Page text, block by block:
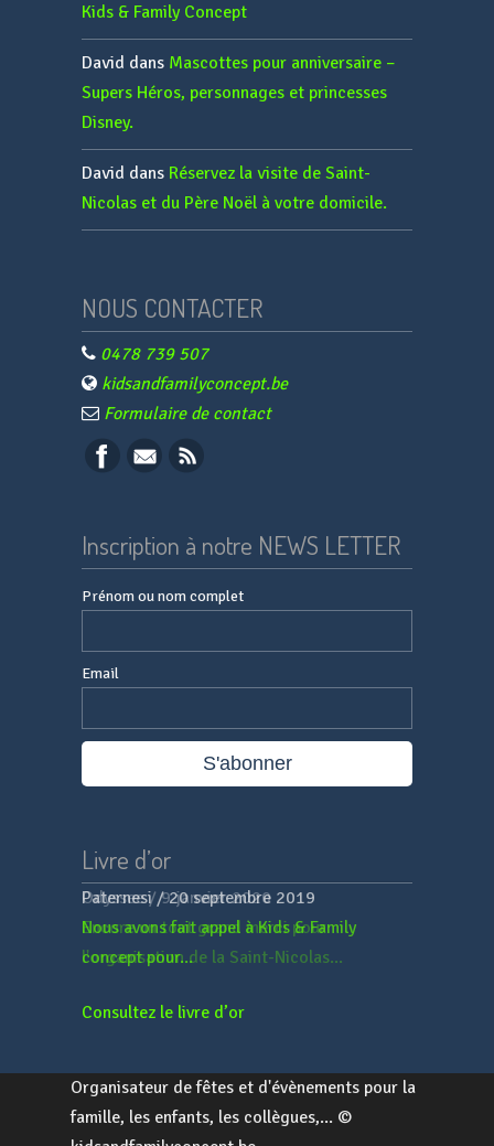
Kids & Family Concept
David dans Mascottes pour anniversaire –
Supers Héros, personnages et princesses
Disney.
David dans Réservez la visite de Saint-
Nicolas et du Père Noël à votre domicile.
NOUS CONTACTER
0478 739 507
kidsandfamilyconcept.be
Formulaire de contact
Inscription à notre NEWS LETTER
Prénom ou nom complet
Email
Livre d’or
Paternesi/20 septembre 2019
Nous avons fait appel à Kids & Family
concept pour...
Consultez le livre d’or
Organisateur de fêtes et d'évènements pour la
famille, les enfants, les collègues,... ©